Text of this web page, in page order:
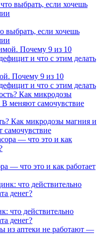
выбрать, если хочешь
Почему 9 из 10
и что с этим делать
Как микродозы магния и
— что это и как работает
что действительно
денег?